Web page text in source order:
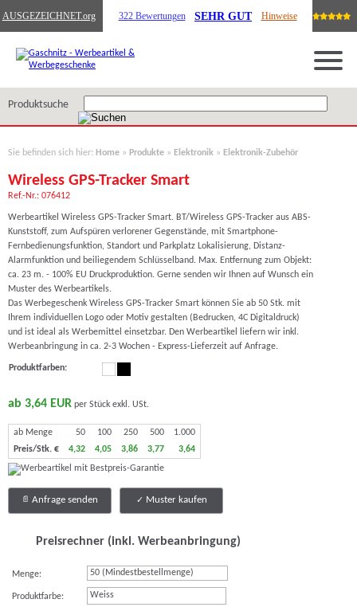
AUSGEZEICHNET.org 322 Bewertungen SEHR GUT Hinweise
Produktsuche
Sie befinden sich hier: Home » Produkte » Elektronik » Elektronik-Zubehör
Wireless GPS-Tracker Smart
Ref.-Nr.: 076412
Werbeartikel Wireless GPS-Tracker Smart. BT/Wireless GPS-Tracker aus ABS-
Kunststoff, zum Aufspüren verlorener Gegenstände, mit Smartphone-
Fernbedienungsfunktion, Standort und Parkplatz Lokalisierung, Distanz-
Alarmfunktion und beiliegendem Schlüsselband. Max. Entfernung zum Objekt:
ca. 23 m. - 100% EU Druckproduktion. Gerne senden wir Ihnen auf Wunsch ein
Muster des Werbeartikels.
Das Werbegeschenk Wireless GPS-Tracker Smart können Sie ab 50 Stk. mit
Ihrem individuellen Logo oder Motiv gestalten (Bedrucken, 4C Digitaldruck)
und ist ideal als Werbemittel einsetzbar. Den Werbeartikel liefern wir inkl.
Werbeanbringung in ca. 2-3 Wochen - Express-Lieferzeit auf Anfrage.
Produktfarben:
ab 3,64 EUR per Stück exkl. USt.
ab Menge 50 100 250 500
1.000
Preis/Stk. €
4,32 4,05 3,86 3,77 3,64
Anfrage senden Muster kaufen
Preisrechner (inkl. Werbeanbringung)
Menge:
Produktfarbe: Weiss